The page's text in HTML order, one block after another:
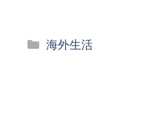
カ
海外生活